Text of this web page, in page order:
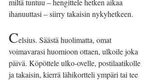
miltä tuntuu – hengittele hetken aikaa
ihanuuttasi – siirry takaisin nykyhetkeen.
Celsius. Säästä huolimatta, omat
voimavarasi huomioon ottaen, ulkoile joka
päivä. Köpöttele ulko-ovelle, postilaatikolle
ja takaisin, kierrä lähikortteli ympäri tai tee